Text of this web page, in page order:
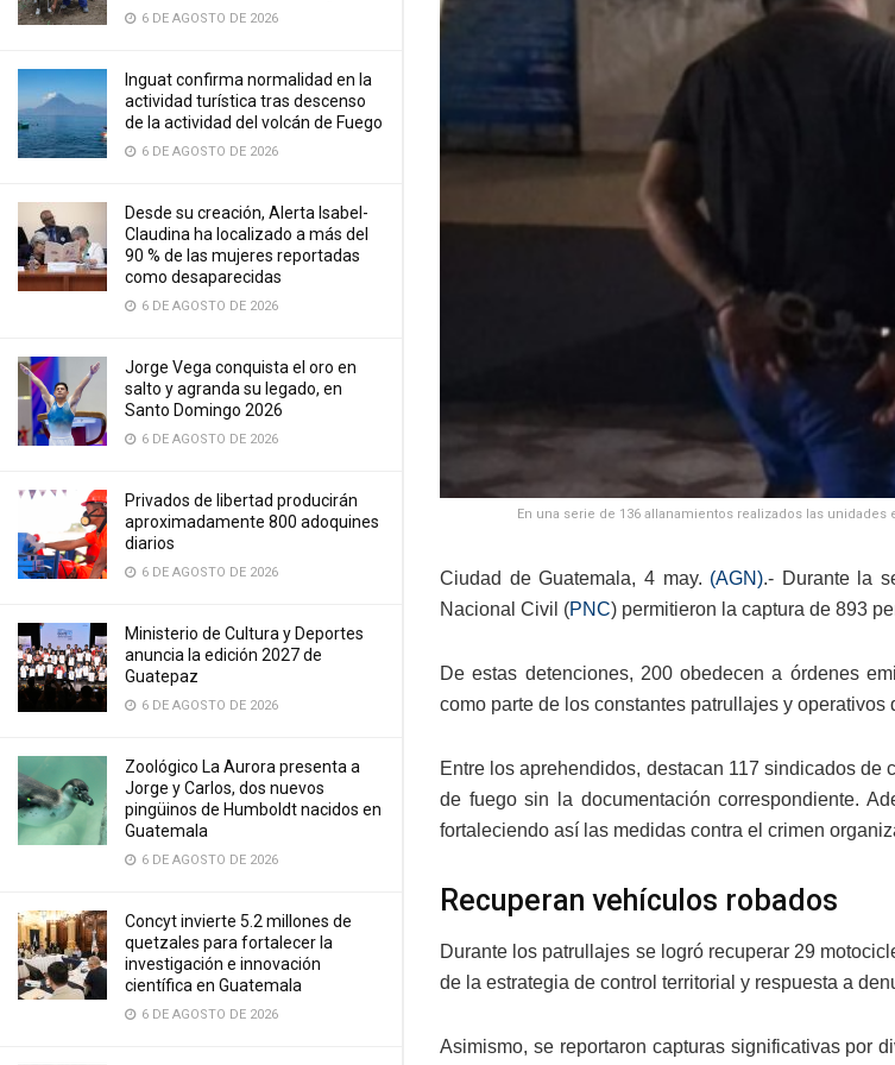
6 DE AGOSTO DE 2026
Inguat confirma normalidad en la
actividad turística tras descenso
de la actividad del volcán de Fuego
6 DE AGOSTO DE 2026
Desde su creación, Alerta Isabel-
Claudina ha localizado a más del
90 % de las mujeres reportadas
como desaparecidas
6 DE AGOSTO DE 2026
Jorge Vega conquista el oro en
salto y agranda su legado, en
Santo Domingo 2026
6 DE AGOSTO DE 2026
Privados de libertad producirán
aproximadamente 800 adoquines
diarios
6 DE AGOSTO DE 2026
Ministerio de Cultura y Deportes
anuncia la edición 2027 de
Guatepaz
6 DE AGOSTO DE 2026
Zoológico La Aurora presenta a
Jorge y Carlos, dos nuevos
pingüinos de Humboldt nacidos en
Guatemala
6 DE AGOSTO DE 2026
Concyt invierte 5.2 millones de
quetzales para fortalecer la
investigación e innovación
científica en Guatemala
6 DE AGOSTO DE 2026
En una serie de 136 allanamientos realizados las
Ciudad de Guatemala, 4 may. (AGN).- Durante la
Nacional Civil (PNC) permitieron la captura de 893
De estas detenciones, 200 obedecen a órdenes
como parte de los constantes patrullajes y
Entre los aprehendidos, destacan 117 sindicados
de fuego sin la documentación correspondiente.
fortaleciendo así las medidas contra el crimen
Recuperan vehículos robados
Durante los patrullajes se logró recuperar 29
de la estrategia de control territorial y respuesta a
Asimismo, se reportaron capturas significativas por